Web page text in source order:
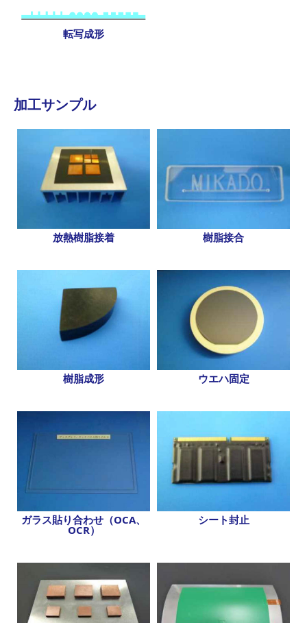
転写成形
加工サンプル
放熱樹脂接着 樹脂接合
樹脂成形 ウエハ固定
ガラス貼り合わせ（OCA、
OCR）
シート封止